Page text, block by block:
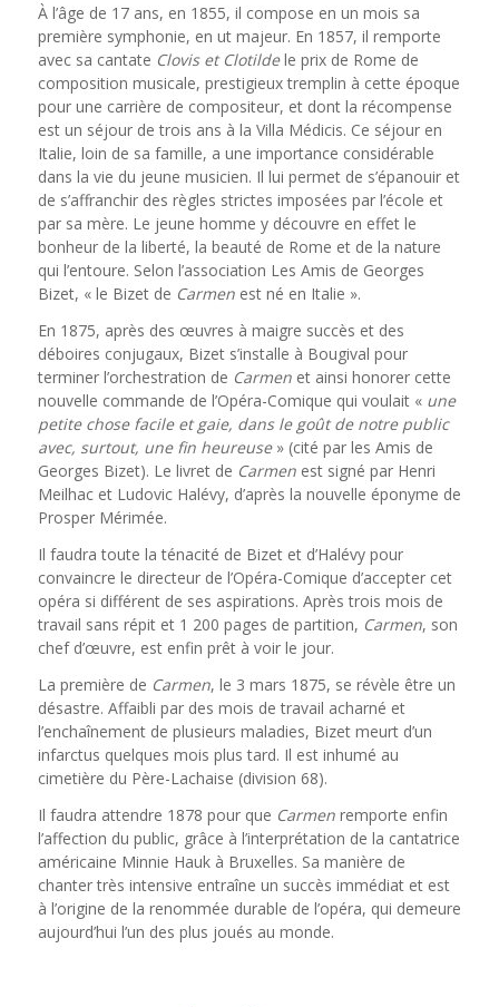
À l’âge de 17 ans, en 1855, il compose en un mois sa
première symphonie, en ut majeur. En 1857, il remporte
avec sa cantate Clovis et Clotildele prix de Rome de
composition musicale, prestigieux tremplin à cette époque
pour une carrière de compositeur, et dont la récompense
est un séjour de trois ans à la Villa Médicis. Ce séjour en
Italie, loin de sa famille, a une importance considérable
dans la vie du jeune musicien. Il lui permet de s’épanouir et
de s’affranchir des règles strictes imposées par l’école et
par sa mère. Le jeune homme y découvre en effet le
bonheur de la liberté, la beauté de Rome et de la nature
qui l’entoure. Selon l’association Les Amis de Georges
Bizet, « le Bizet de Carmenest né en Italie ».
En 1875, après des œuvres à maigre succès et des
déboires conjugaux, Bizet s’installe à Bougival pour
terminer l’orchestration de Carmenet ainsi honorer cette
nouvelle commande de l’Opéra-Comique qui voulait « une
petite chose facile et gaie, dans le goût de notre public
avec, surtout, une fin heureuse» (cité par les Amis de
Georges Bizet). Le livret de Carmenest signé par Henri
Meilhac et Ludovic Halévy, d’après la nouvelle éponyme de
Prosper Mérimée.
Il faudra toute la ténacité de Bizet et d’Halévy pour
convaincre le directeur de l’Opéra-Comique d’accepter cet
opéra si différent de ses aspirations. Après trois mois de
travail sans répit et 1 200 pages de partition, Carmen, son
chef d’œuvre, est enfin prêt à voir le jour.
La première de Carmen, le 3 mars 1875, se révèle être un
désastre. Affaibli par des mois de travail acharné et
l’enchaînement de plusieurs maladies, Bizet meurt d’un
infarctus quelques mois plus tard. Il est inhumé au
cimetière du Père-Lachaise (division 68).
Il faudra attendre 1878 pour que Carmenremporte enfin
l’affection du public, grâce à l’interprétation de la cantatrice
américaine Minnie Hauk à Bruxelles. Sa manière de
chanter très intensive entraîne un succès immédiat et est
à l’origine de la renommée durable de l’opéra, qui demeure
aujourd’hui l’un des plus joués au monde.